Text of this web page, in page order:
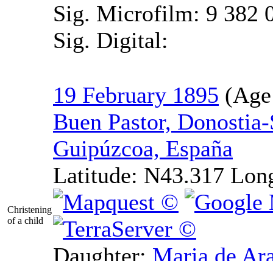
Sig. Microfilm: 9 382
Sig. Digital:
Christening
of a child
19 February 1895
Buen Pastor,
Guipúzcoa, España
Latitude: N43.317
Daughter: Maria de